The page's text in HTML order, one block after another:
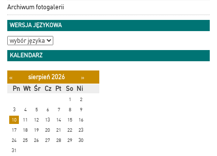
Archiwum fotogalerii
WERSJA JĘZYKOWA
KALENDARZ
« sierpień 2026
»
Pn Wt Śr Cz Pt So Ni
1
2
3
4 5 6 7 8
9
10
11 12 13 14 15
16
17
18 19 20 21 22
23
24
25 26 27 28 29
30
31